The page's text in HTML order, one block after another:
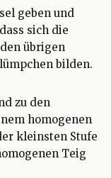
geben und
sich die
übrigen
bilden.
zu den
homogenen
kleinsten Stufe
Teig